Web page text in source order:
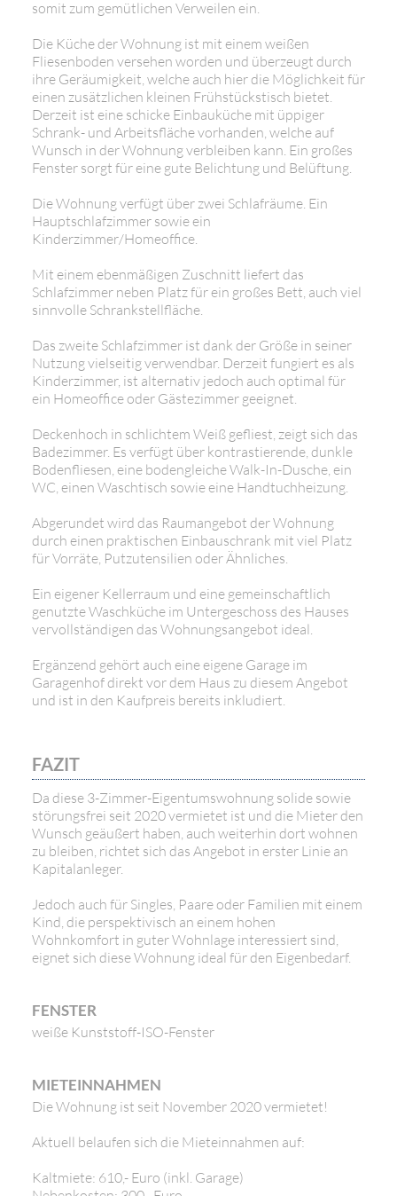
somit zum gemütlichen Verweilen ein.
Die Küche der Wohnung ist mit einem weißen
Fliesenboden versehen worden und überzeugt durch
ihre Geräumigkeit, welche auch hier die Möglichkeit für
einen zusätzlichen kleinen Frühstückstisch bietet.
Derzeit ist eine schicke Einbauküche mit üppiger
Schrank- und Arbeitsfläche vorhanden, welche auf
Wunsch in der Wohnung verbleiben kann. Ein großes
Fenster sorgt für eine gute Belichtung und Belüftung.
Die Wohnung verfügt über zwei Schlafräume. Ein
Hauptschlafzimmer sowie ein
Kinderzimmer/Homeoffice.
Mit einem ebenmäßigen Zuschnitt liefert das
Schlafzimmer neben Platz für ein großes Bett, auch viel
sinnvolle Schrankstellfläche.
Das zweite Schlafzimmer ist dank der Größe in seiner
Nutzung vielseitig verwendbar. Derzeit fungiert es als
Kinderzimmer, ist alternativ jedoch auch optimal für
ein Homeoffice oder Gästezimmer geeignet.
Deckenhoch in schlichtem Weiß gefliest, zeigt sich das
Badezimmer. Es verfügt über kontrastierende, dunkle
Bodenfliesen, eine bodengleiche Walk-In-Dusche, ein
WC, einen Waschtisch sowie eine Handtuchheizung.
Abgerundet wird das Raumangebot der Wohnung
durch einen praktischen Einbauschrank mit viel Platz
für Vorräte, Putzutensilien oder Ähnliches.
Ein eigener Kellerraum und eine gemeinschaftlich
genutzte Waschküche im Untergeschoss des Hauses
vervollständigen das Wohnungsangebot ideal.
Ergänzend gehört auch eine eigene Garage im
Garagenhof direkt vor dem Haus zu diesem Angebot
und ist in den Kaufpreis bereits inkludiert.
FAZIT
Da diese 3-Zimmer-Eigentumswohnung solide sowie
störungsfrei seit 2020 vermietet ist und die Mieter den
Wunsch geäußert haben, auch weiterhin dort wohnen
zu bleiben, richtet sich das Angebot in erster Linie an
Kapitalanleger.
Jedoch auch für Singles, Paare oder Familien mit einem
Kind, die perspektivisch an einem hohen
Wohnkomfort in guter Wohnlage interessiert sind,
eignet sich diese Wohnung ideal für den Eigenbedarf.
FENSTER
weiße Kunststoff-ISO-Fenster
MIETEINNAHMEN
Die Wohnung ist seit November 2020 vermietet!
Aktuell belaufen sich die Mieteinnahmen auf:
Kaltmiete: 610,- Euro (inkl. Garage)